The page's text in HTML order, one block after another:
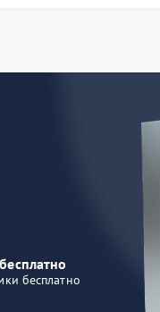
бесплатно